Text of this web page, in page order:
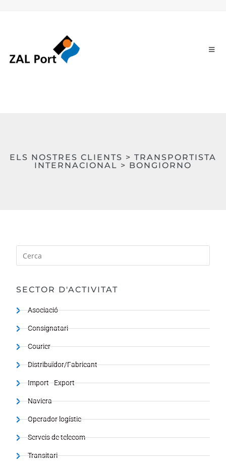
ELS NOSTRES CLIENTS > TRANSPORTISTA
INTERNACIONAL > BONGIORNO
SECTOR D'ACTIVITAT
Asociació
Consignatari
Courier
Distribuïdor/Fabricant
Import - Export
Naviera
Operador logístic
Serveis de telecom
Transitari